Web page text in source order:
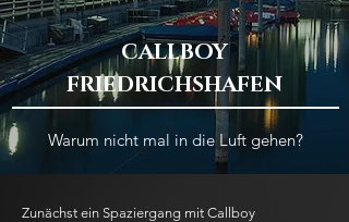
CALLBOY
FRIEDRICHSHAFEN
Warum nicht mal in die Luft gehen?
Zunächst ein Spaziergang mit Callboy